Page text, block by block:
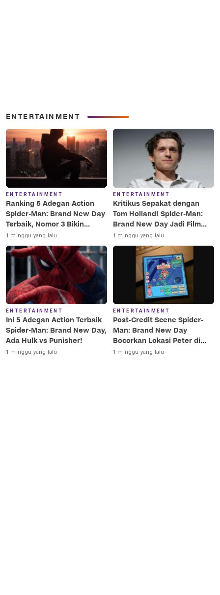
ENTERTAINMENT
ENTERTAINMENT
Ranking 5 Adegan Action
Spider-Man: Brand New Day
Terbaik, Nomor 3 Bikin
Terkesima!
1 minggu yang lalu
ENTERTAINMENT
Kritikus Sepakat dengan
Tom Holland! Spider-Man:
Brand New Day Jadi Film
Terbaik Era MCU
1 minggu yang lalu
ENTERTAINMENT
Ini 5 Adegan Action Terbaik
Spider-Man: Brand New Day,
Ada Hulk vs Punisher!
1 minggu yang lalu
ENTERTAINMENT
Post-Credit Scene Spider-
Man: Brand New Day
Bocorkan Lokasi Peter di
Luar Angkasa!
1 minggu yang lalu